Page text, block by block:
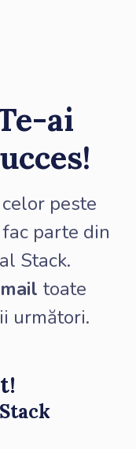
ai
peste
parte din
Stack.
toate
următori.